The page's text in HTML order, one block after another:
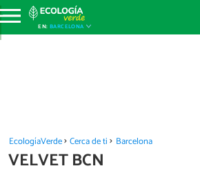
EN: BARCELONA
EcologíaVerde Cerca de ti Barcelona
VELVET BCN